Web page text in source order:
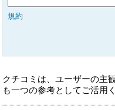
規約
クチコミは、ユーザーの主
も一つの参考としてご活用